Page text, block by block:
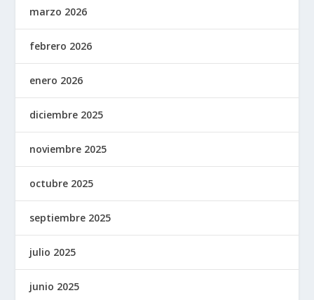
marzo 2026
febrero 2026
enero 2026
diciembre 2025
noviembre 2025
octubre 2025
septiembre 2025
julio 2025
junio 2025